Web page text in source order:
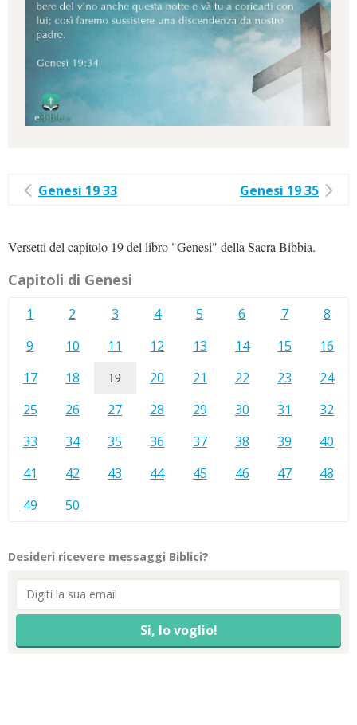
Genesi 19 33 Genesi 19 35
Versetti del capitolo 19 del libro "Genesi" della Sacra Bibbia.
Capitoli di Genesi
1 2 3 4 5 6 7
8
9
10 11 12 13 14 15
16
17
18 19 20 21 22 23
24
25
26 27 28 29 30 31
32
33
34 35 36 37 38 39
40
41
42 43 44 45 46 47
48
49
50
Desideri ricevere messaggi Biblici?